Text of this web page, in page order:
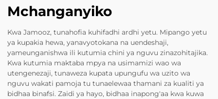
Mchanganyiko
Kwa Jamooz, tunahofia kuhifadhi ardhi yetu. Mipango yetu
ya kupakia hewa, yanavyotokana na uendeshaji,
yameunganishwa ili kutumia chini ya nguvu zinazohitajika.
Kwa kutumia maktaba mpya na usimamizi wao wa
utengenezaji, tunaweza kupata upungufu wa uzito wa
nguvu wakati pamoja tu tunaelewaa thamani za kualiti ya
bidhaa binafsi. Zaidi ya hayo, bidhaa inapong'aa kwa kuwa